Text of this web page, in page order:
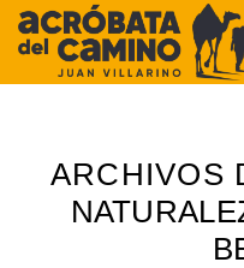
Saltar
contenido
ARCHIVOS